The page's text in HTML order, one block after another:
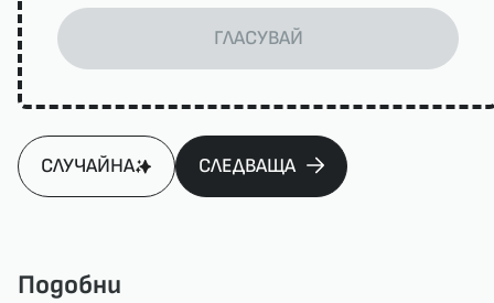
ГЛАСУВАЙ
СЛУЧАЙНА СЛЕДВАЩА
Подобни